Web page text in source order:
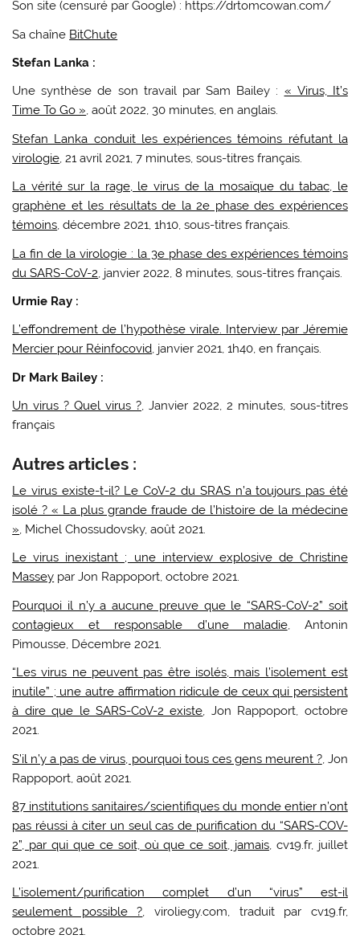
Son site (censuré par Google) : https://drtomcowan.com/
Sa chaîne BitChute
Stefan Lanka :
Une synthèse de son travail par Sam Bailey : « Virus, It’s
Time To Go », août 2022, 30 minutes, en anglais.
Stefan Lanka conduit les expériences témoins réfutant la
virologie, 21 avril 2021, 7 minutes, sous-titres français.
La vérité sur la rage, le virus de la mosaïque du tabac, le
graphène et les résultats de la 2e phase des expériences
témoins, décembre 2021, 1h10, sous-titres français.
La fin de la virologie : la 3e phase des expériences témoins
du SARS-CoV-2 , janvier 2022, 8 minutes, sous-titres français.
Urmie Ray :
L’effondrement de l’hypothèse virale. Interview par Jéremie
Mercier pour Réinfocovid, janvier 2021, 1h40, en français.
Dr Mark Bailey :
Un virus ? Quel virus ?, Janvier 2022, 2 minutes, sous-titres
français
Autres articles :
Le virus existe-t-il? Le CoV-2 du SRAS n’a toujours pas été
isolé ? « La plus grande fraude de l’histoire de la médecine
», Michel Chossudovsky, août 2021.
Le virus inexistant ; une interview explosive de Christine
Massey par Jon Rappoport, octobre 2021.
Pourquoi il n’y a aucune preuve que le “SARS-CoV-2” soit
contagieux et responsable d’une maladie, Antonin
Pimousse, Décembre 2021.
“Les virus ne peuvent pas être isolés, mais l’isolement est
inutile” ; une autre affirmation ridicule de ceux qui persistent
à dire que le SARS-CoV-2 existe, Jon Rappoport, octobre
2021.
S’il n’y a pas de virus, pourquoi tous ces gens meurent ?, Jon
Rappoport, août 2021.
87 institutions sanitaires/scientifiques du monde entier n’ont
pas réussi à citer un seul cas de purification du “SARS-COV-
2”, par qui que ce soit, où que ce soit, jamais, cv19.fr, juillet
2021.
L’isolement/purification complet d’un “virus” est-il
seulement possible ?, viroliegy.com, traduit par cv19.fr,
octobre 2021.